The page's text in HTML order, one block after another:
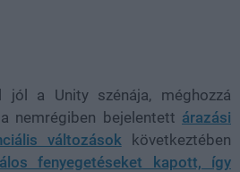
a Unity szénája, méghozzá
nemrégiben bejelentett árazási
változásokkövetkeztében
fenyegetéseket kapott, így